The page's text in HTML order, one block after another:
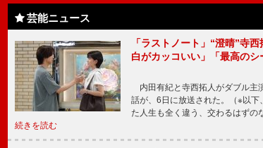
芸能ニュース
「ラストノート」“澄晴”寺
白がカッコいい」「最高のシ
内田有紀と寺西拓人がダブル主
話が、6日に放送された。（※以
た人生も全く違う、交わるはず
続きを読む